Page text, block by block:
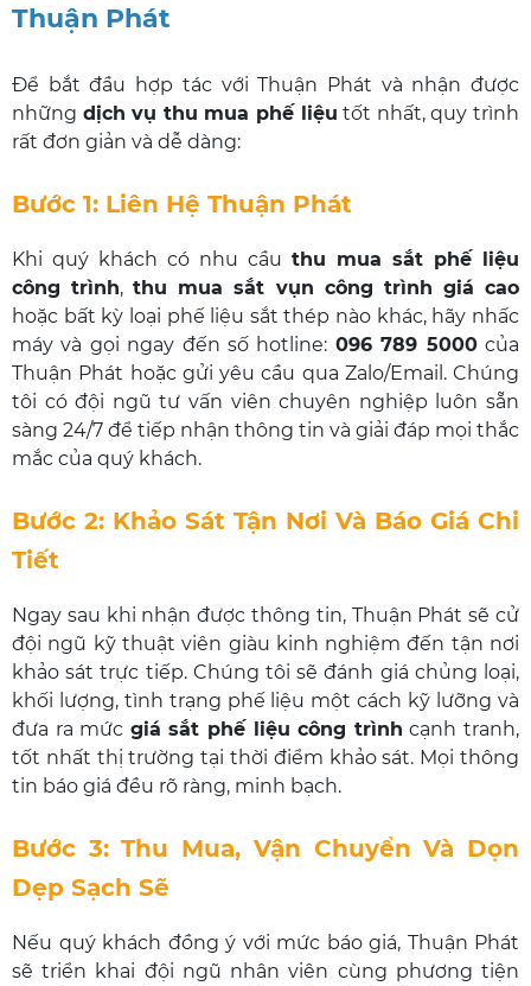
Thuận Phát
Để bắt đầu hợp tác với Thuận Phát và nhận được
những dịch vụ thu mua phế liệu tốt nhất, quy trình
rất đơn giản và dễ dàng:
Bước 1: Liên Hệ Thuận Phát
Khi quý khách có nhu cầu thu mua sắt phế liệu
công trình,thu mua sắt vụn công trình giá cao
hoặc bất kỳ loại phế liệu sắt thép nào khác, hãy nhấc
máy và gọi ngay đến số hotline: 096 789 5000của
Thuận Phát hoặc gửi yêu cầu qua Zalo/Email. Chúng
tôi có đội ngũ tư vấn viên chuyên nghiệp luôn sẵn
sàng 24/7 để tiếp nhận thông tin và giải đáp mọi thắc
mắc của quý khách.
Bước 2: Khảo Sát Tận Nơi Và Báo Giá Chi
Tiết
Ngay sau khi nhận được thông tin, Thuận Phát sẽ cử
đội ngũ kỹ thuật viên giàu kinh nghiệm đến tận nơi
khảo sát trực tiếp. Chúng tôi sẽ đánh giá chủng loại,
khối lượng, tình trạng phế liệu một cách kỹ lưỡng và
đưa ra mức giá sắt phế liệu công trình cạnh tranh,
tốt nhất thị trường tại thời điểm khảo sát. Mọi thông
tin báo giá đều rõ ràng, minh bạch.
Bước 3: Thu Mua, Vận Chuyển Và Dọn
Dẹp Sạch Sẽ
Nếu quý khách đồng ý với mức báo giá, Thuận Phát
sẽ triển khai đội ngũ nhân viên cùng phương tiện